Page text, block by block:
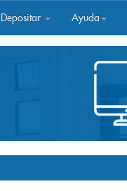
Depositar Ayuda